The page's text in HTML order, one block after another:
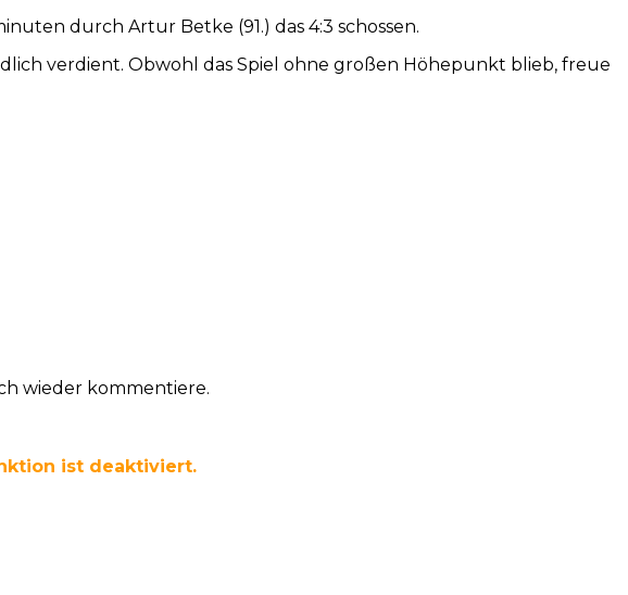
durch Artur Betke (91.) das 4:3 schossen.
verdient. Obwohl das Spiel ohne großen Höhepunkt blieb, freue
wieder kommentiere.
ist deaktiviert.